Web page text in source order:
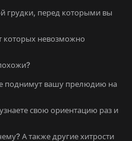
грудки, перед которыми вы
которых невозможно
поднимут вашу прелюдию на
свою ориентацию раз и
А также другие хитрости